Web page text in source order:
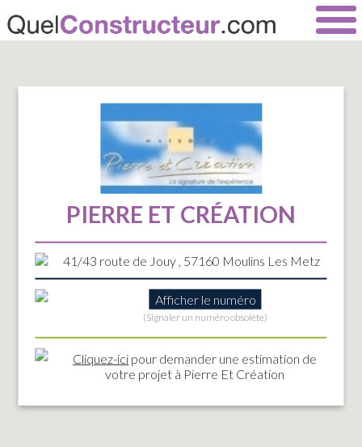
PIERRE ET CRÉATION
41/43 route de Jouy , 57160 Moulins Les Metz
Afficher le numéro
(Signaler un numéro obsolète)
Cliquez-ici pour demander une estimation de
votre projet à Pierre Et Création